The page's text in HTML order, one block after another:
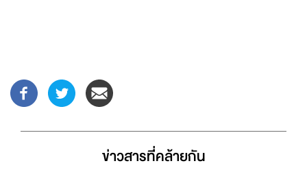
ข่าวสารที่่คล้ายกัน